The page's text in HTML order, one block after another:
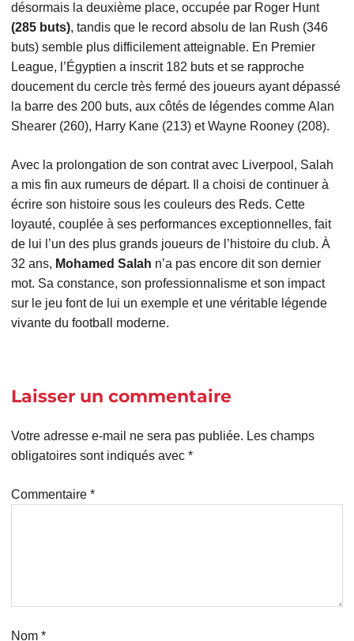
désormais la deuxième place, occupée par Roger Hunt
(285 buts), tandis que le record absolu de Ian Rush (346
buts) semble plus difficilement atteignable. En Premier
League, l’Égyptien a inscrit 182 buts et se rapproche
doucement du cercle très fermé des joueurs ayant dépassé
la barre des 200 buts, aux côtés de légendes comme Alan
Shearer (260), Harry Kane (213) et Wayne Rooney (208).
Avec la prolongation de son contrat avec Liverpool, Salah
a mis fin aux rumeurs de départ. Il a choisi de continuer à
écrire son histoire sous les couleurs des Reds. Cette
loyauté, couplée à ses performances exceptionnelles, fait
de lui l’un des plus grands joueurs de l’histoire du club. À
32 ans, Mohamed Salah n’a pas encore dit son dernier
mot. Sa constance, son professionnalisme et son impact
sur le jeu font de lui un exemple et une véritable légende
vivante du football moderne.
Laisser un commentaire
Votre adresse e-mail ne sera pas publiée. Les champs
obligatoires sont indiqués avec *
Commentaire *
Nom *